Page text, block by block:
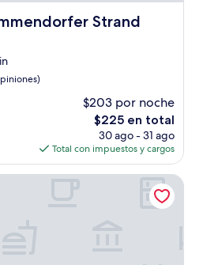
Strand
Strand
$203 por noche
El
precio
actual
es
de
$225 en total
30 ago - 31 ago
Total con impuestos y cargos
Strand